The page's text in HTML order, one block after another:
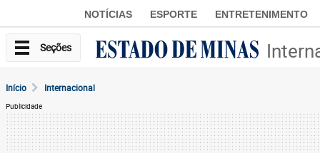
NOTÍCIAS ESPORTE ENTRETENIMENTO
Seções
Início Internacional
Publicidade